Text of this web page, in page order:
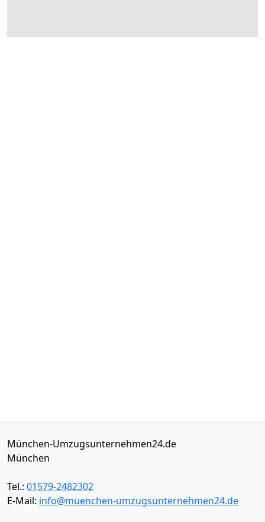
München-Umzugsunternehmen24.de
München
Tel.: 01579-2482302
E-Mail: info@muenchen-umzugsunternehmen24.de